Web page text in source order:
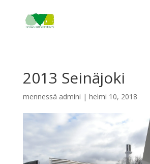
2013 Seinäjoki
mennessä admini | helmi 10, 2018